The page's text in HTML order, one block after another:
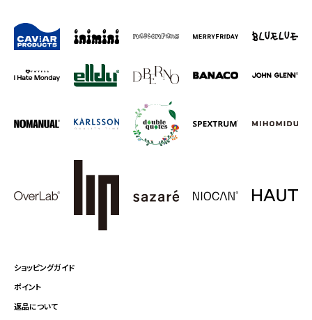
ショッピングガイド
ポイント
返品について